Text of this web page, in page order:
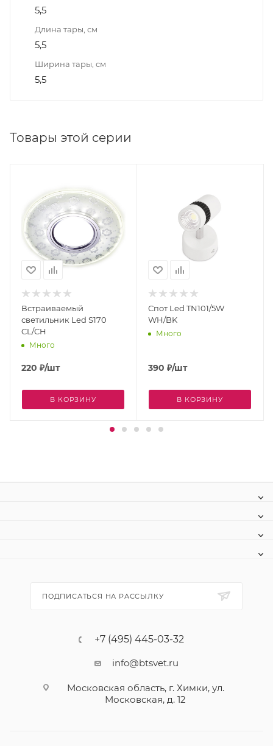
5,5
Длина тары, см
5,5
Ширина тары, см
5,5
Товары этой серии
Встраиваемый
светильник Led S170
CL/CH
Много
220 ₽/шт
В КОРЗИНУ
Спот Led TN101/5W
WH/BK
Много
390 ₽/шт
В КОРЗИНУ
ПОДПИСАТЬСЯ НА РАССЫЛКУ
+7 (495) 445-03-32
info@btsvet.ru
Московская область, г. Химки, ул.
Московская, д. 12